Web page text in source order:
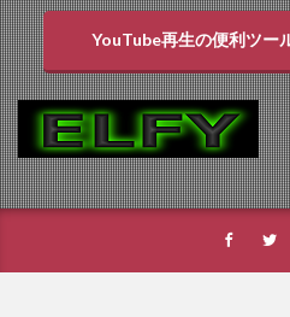
YouTube再生の便利ツー